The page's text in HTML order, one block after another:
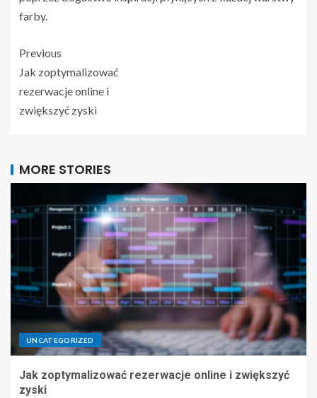
farby.
Previous
Jak zoptymalizować
rezerwacje online i
zwiększyć zyski
MORE STORIES
UNCATEGORIZED
Jak zoptymalizować rezerwacje online i zwiększyć
zyski